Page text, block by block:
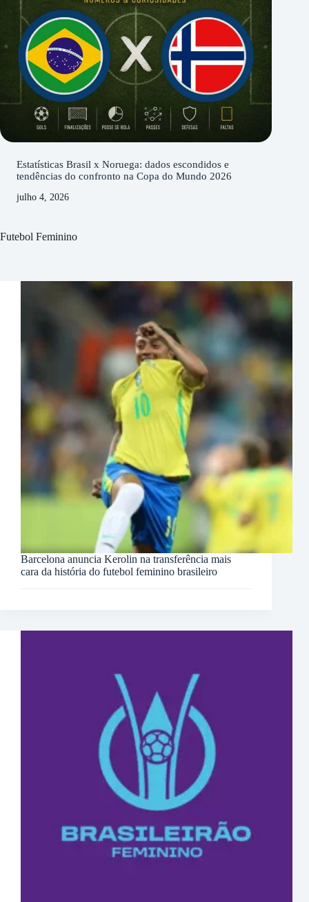
Estatísticas Brasil x Noruega: dados escondidos e
tendências do confronto na Copa do Mundo 2026
julho 4, 2026
Futebol Feminino
Barcelona anuncia Kerolin na transferência mais
cara da história do futebol feminino brasileiro